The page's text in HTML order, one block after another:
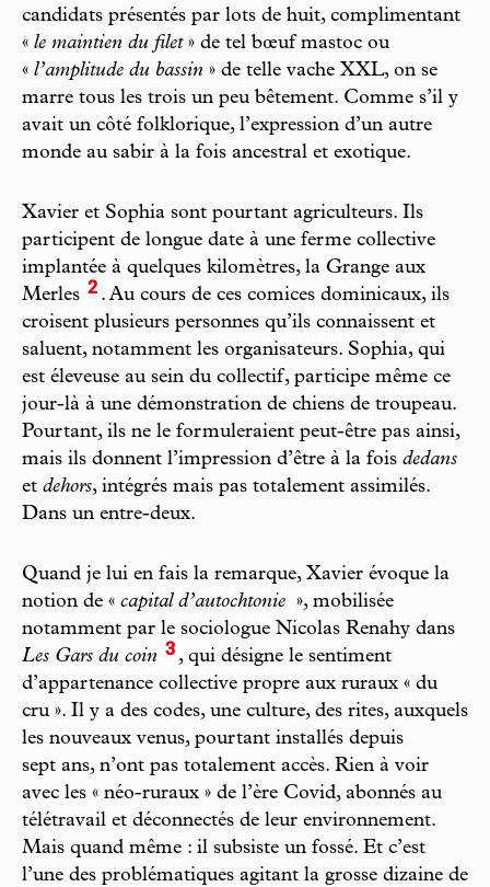
candidats présentés par lots de huit, complimentant
« le maintien du filet» de tel bœuf mastoc ou
« l’amplitude du bassin » de telle vache XXL, on se
marre tous les trois un peu bêtement. Comme s’il y
avait un côté folklorique, l’expression d’un autre
monde au sabir à la fois ancestral et exotique.
Xavier et Sophia sont pourtant agriculteurs. Ils
participent de longue date à une ferme collective
implantée à quelques kilomètres, la Grange aux
Merles 2 . Au cours de ces comices dominicaux, ils
croisent plusieurs personnes qu’ils connaissent et
saluent, notamment les organisateurs. Sophia, qui
est éleveuse au sein du collectif, participe même ce
jour-là à une démonstration de chiens de troupeau.
Pourtant, ils ne le formuleraient peut-être pas ainsi,
mais ils donnent l’impression d’être à la fois dedans
et dehors, intégrés mais pas totalement assimilés.
Dans un entre-deux.
Quand je lui en fais la remarque, Xavier évoque la
notion de « capital d’autochtonie », mobilisée
notamment par le sociologue Nicolas Renahy dans
Les Gars du coin 3 , qui désigne le sentiment
d’appartenance collective propre aux ruraux « du
cru ». Il y a des codes, une culture, des rites, auxquels
les nouveaux venus, pourtant installés depuis
sept ans, n’ont pas totalement accès. Rien à voir
avec les « néo-ruraux » de l’ère Covid, abonnés au
télétravail et déconnectés de leur environnement.
Mais quand même : il subsiste un fossé. Et c’est
l’une des problématiques agitant la grosse dizaine de